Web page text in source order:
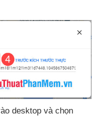
desktop và chọn